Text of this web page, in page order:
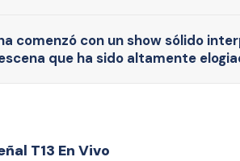
comenzó con un show sólido
que ha sido altamente
T13 En Vivo